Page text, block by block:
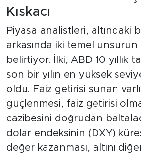
Kıskacı
Piyasa analistleri, altındaki
arkasında iki temel unsurun
belirtiyor. İlki, ABD 10 yıllık
son bir yılın en yüksek
oldu. Faiz getirisi sunan
güçlenmesi, faiz getirisi
cazibesini doğrudan
dolar endeksinin (DXY)
değer kazanması, altını